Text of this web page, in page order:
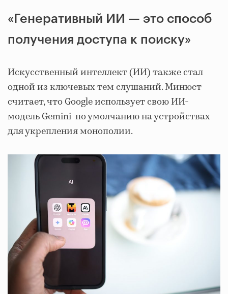
«Генеративный ИИ — это способ
получения доступа к поиску»
Искусственный интеллект (ИИ) также стал
одной из ключевых тем слушаний. Минюст
считает, что Google использует свою ИИ-
модель Gemini по умолчанию на устройствах
для укрепления монополии.